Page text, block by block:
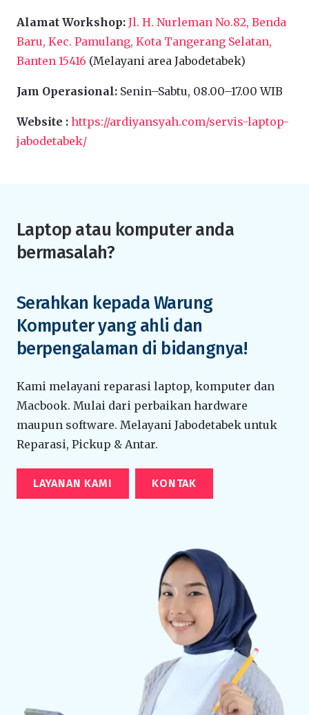
Alamat Workshop: Jl. H. Nurleman No.82, Benda
Baru, Kec. Pamulang, Kota Tangerang Selatan,
Banten 15416 (Melayani area Jabodetabek)
Jam Operasional: Senin–Sabtu, 08.00–17.00 WIB
Website : https://ardiyansyah.com/servis-laptop-
jabodetabek/
Laptop atau komputer anda
bermasalah?
Serahkan kepada Warung
Komputer yang ahli dan
berpengalaman di bidangnya!
Kami melayani reparasi laptop, komputer dan
Macbook. Mulai dari perbaikan hardware
maupun software. Melayani Jabodetabek untuk
Reparasi, Pickup & Antar.
LAYANAN KAMI KONTAK